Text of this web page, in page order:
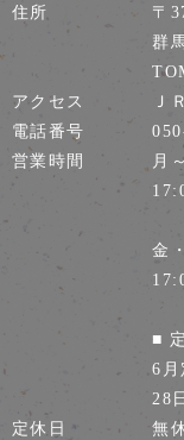
住所
〒
群
アクセス
Ｊ
電話番号
営業時間
月
金
■
6月
28
定休日
無